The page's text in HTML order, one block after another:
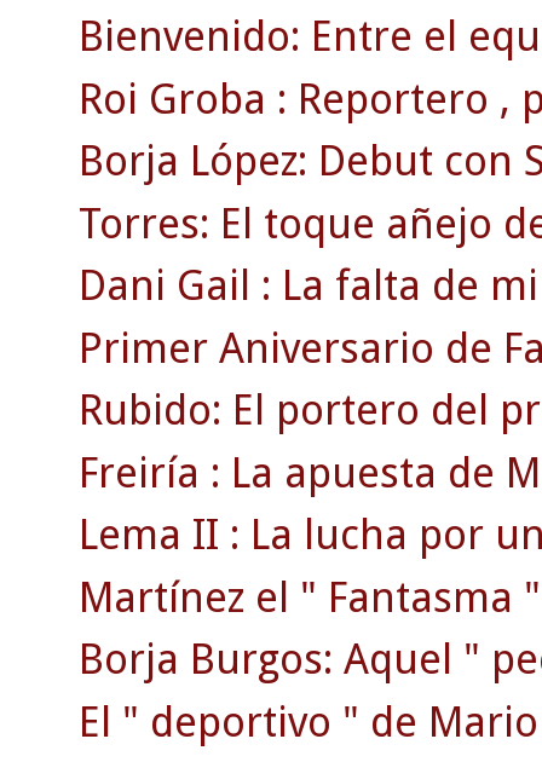
Bienvenido: Entre el
Roi Groba : Reportero ,
Borja López: Debut con
Torres: El toque añejo
Dani Gail : La falta de
Primer Aniversario de
Rubido: El portero del
Freiría : La apuesta de
Lema II : La lucha por
Martínez el " Fantasma
Borja Burgos: Aquel "
El " deportivo " de